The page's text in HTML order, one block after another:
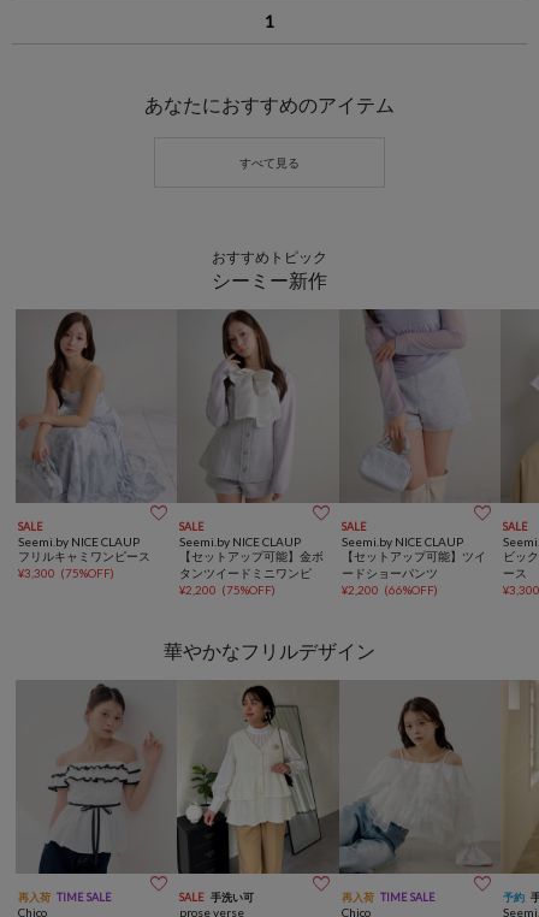
1
あなたにおすすめのアイテム
おすすめトピック
シーミー新作
SALE 
Seemi.by NICE CLAUP
フリルキャミワンピース
¥3,300 (75%OFF)
SALE 
Seemi.by NICE CLAUP
【セットアップ可能】金ボ
タンツイードミニワンピ
¥2,200 (75%OFF)
SALE 
Seemi.by NICE CLAUP
【セットアップ可能】ツイ
ードショーパンツ
¥2,200 (66%OFF)
SALE
ビッ
ース
¥
華やかなフリルデザイン
再入荷 TIME SALE 
Chico
SALE 手洗い可 
prose verse
再入荷 TIME SALE 
Chico
予約